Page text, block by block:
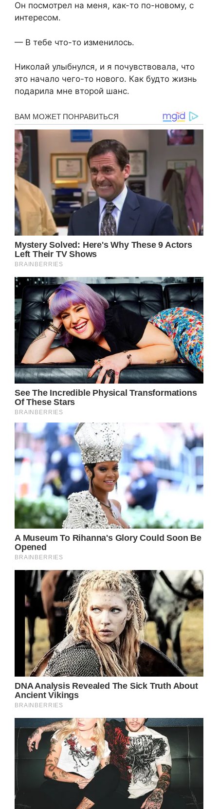
Он посмотрел на меня, как-то по-новому, с
интересом.
— В тебе что-то изменилось.
Николай улыбнулся, и я почувствовала, что
это начало чего-то нового. Как будто жизнь
подарила мне второй шанс.